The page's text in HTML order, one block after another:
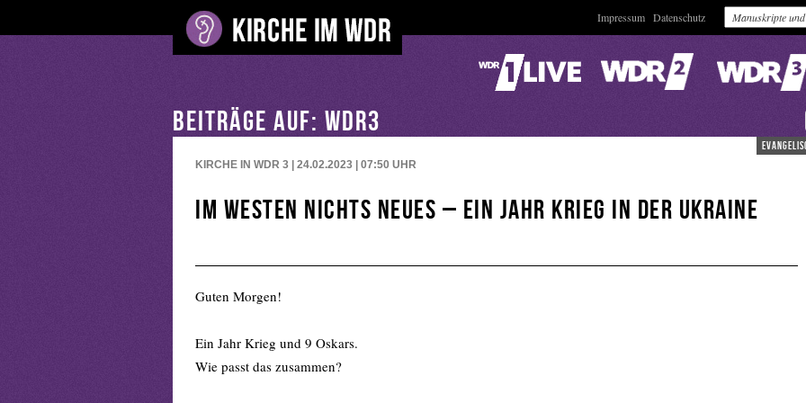
Impressum Datenschutz
BEITRÄGE AUF: WDR3
KIRCHE IN WDR 3 | 24.02.2023 | 07:50 UHR
Im Westen nichts Neues – Ein Jahr Krieg in der Ukraine
Guten Morgen!
Ein Jahr Krieg und 9 Oskars.
Wie passt das zusammen?